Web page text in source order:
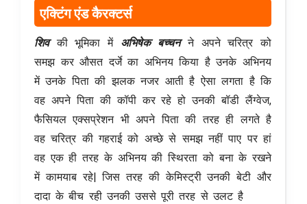
एक्टिंग एंड कैरक्टर्स
शिवकी भूमिका में अभिषेक बच्चनने अपने चरित्र को
समझ कर औसत दर्जे का अभिनय किया है उनके अभिनय
में उनके पिता की झलक नजर आती है ऐसा लगता है कि
वह अपने पिता की कॉपी कर रहे हो उनकी बॉडी लैंग्वेज,
फैसियल एक्सप्रेशन भी अपने पिता की तरह ही लगते है
वह चरित्र की गहराई को अच्छे से समझ नहीं पाए पर हां
वह एक ही तरह के अभिनय की स्थिरता को बना के रखने
में कामयाब रहे| जिस तरह की केमिस्ट्री उनकी बेटी और
दादा के बीच रही उनकी उससे पूरी तरह से उलट है